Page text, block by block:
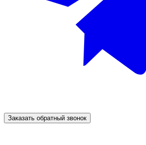
Заказать обратный звонок